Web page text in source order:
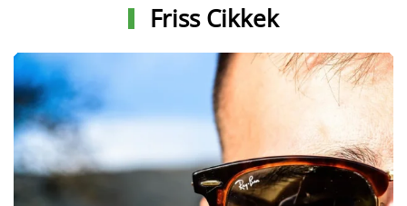
Friss Cikkek